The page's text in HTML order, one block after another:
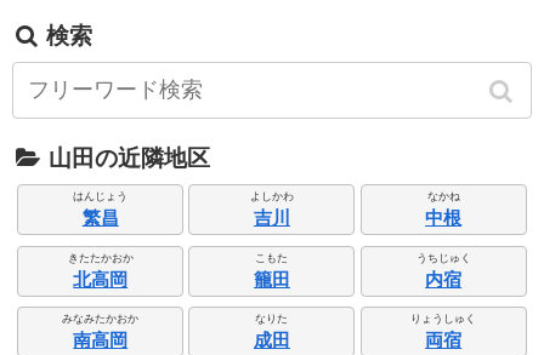
検索
山田の近隣地区
はんじょう
繁昌
よしかわ
吉川
なかね
中根
きたたかおか
北高岡
こもた
籠田
うちじゅく
内宿
みなみたかおか
南高岡
なりた
成田
りょうしゅく
両宿